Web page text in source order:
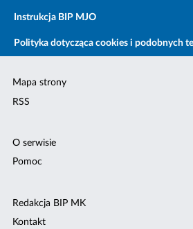
Instrukcja BIP MJO
Polityka dotycząca cookies i podobnych
Mapa strony
RSS
O serwisie
Pomoc
Redakcja BIP MK
Kontakt